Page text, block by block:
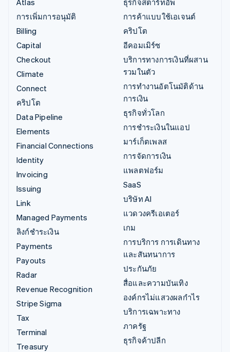
การเพิ่มการอนุมัติ
Billing
Capital
Checkout
Climate
Connect
คริปโต
Data Pipeline
Elements
Financial Connections
Identity
Invoicing
Issuing
Link
Managed Payments
ลิงก์ชำระเงิน
Payments
Payouts
Radar
Revenue Recognition
Stripe Sigma
Tax
Terminal
Treasury
การค้าแบบใช้เอเจนต์
คริปโต
อีคอมเมิร์ซ
บริการทางการเงินที่ผสาน
รวมในตัว
การทำงานอัตโนมัติด้าน
การเงิน
ธุรกิจทั่วโลก
การชำระเงินในแอป
มาร์เก็ตเพลส
การจัดการเงิน
แพลตฟอร์ม
SaaS
บริษัท AI
แวดวงครีเอเตอร์
เกม
การบริการ การเดินทาง
และสันทนาการ
ประกันภัย
สื่อและความบันเทิง
องค์กรไม่แสวงผลกำไร
บริการเฉพาะทาง
ภาครัฐ
ธุรกิจค้าปลีก